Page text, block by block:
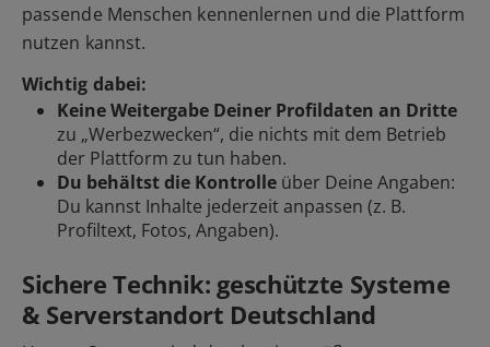
passende Menschen kennenlernen und die Plattform
nutzen kannst.
Wichtig dabei:
Keine Weitergabe Deiner Profildaten an Dritte
zu „Werbezwecken“, die nichts mit dem Betrieb
der Plattform zu tun haben.
Du behältst die Kontrolle über Deine Angaben:
Du kannst Inhalte jederzeit anpassen (z. B.
Profiltext, Fotos, Angaben).
Sichere Technik: geschützte Systeme
& Serverstandort Deutschland